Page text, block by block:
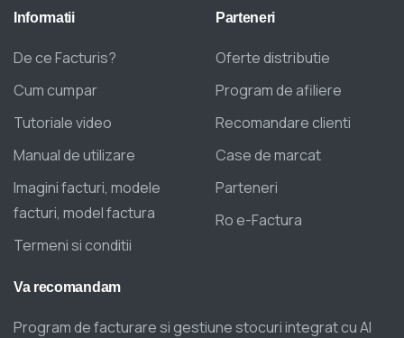
Informatii
De ce Facturis?
Cum cumpar
Tutoriale video
Manual de utilizare
Imagini facturi, modele
facturi, model factura
Termeni si conditii
Parteneri
Oferte distributie
Program de afiliere
Recomandare clienti
Case de marcat
Parteneri
Ro e-Factura
Va recomandam
Program de facturare si gestiune stocuri integrat cu AI